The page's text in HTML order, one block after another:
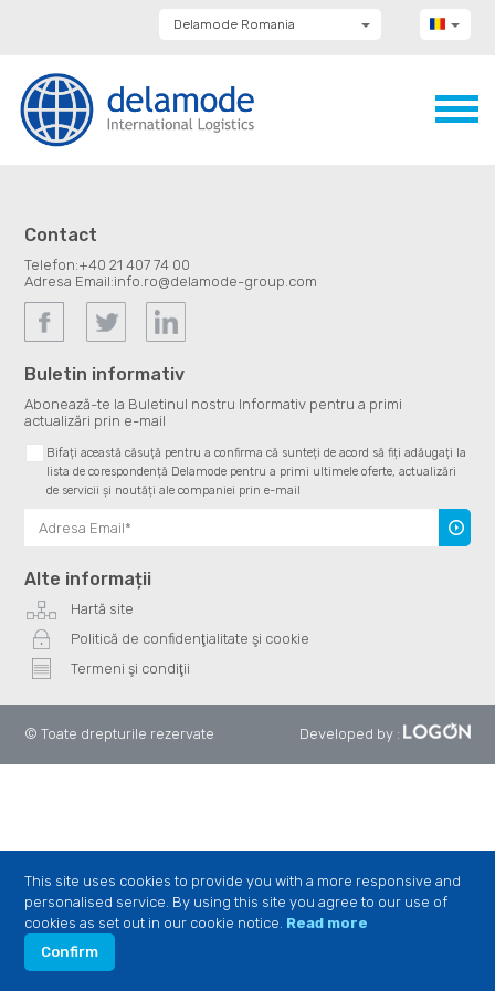
Delamode Romania
Delamode Bulgaria
Delamode Estonia
Delamode Latvia
Contact
Telefon:+40 21 407 74 00
Adresa Email:info.ro@delamode-group.com
Buletin informativ
Abonează-te la Buletinul nostru Informativ pentru a primi
actualizări prin e-mail
Bifați această căsuță pentru a confirma că sunteți de acord să fiți adăugați la
lista de corespondență Delamode pentru a primi ultimele oferte, actualizări
de servicii și noutăți ale companiei prin e-mail
Alte informații
Hartă site
Politică de confidenţialitate şi cookie
Termeni şi condiţii
© Toate drepturile rezervate Developed by :
This site uses cookies to provide you with a more responsive and
personalised service. By using this site you agree to our use of
cookies as set out in our cookie notice. Read more
Confirm